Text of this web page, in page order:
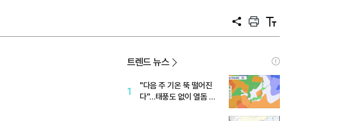
공
프
트
텍
트
트렌드 뉴스
1
"다음 주 기온 뚝 떨어진
다"…태풍도 없이 열돔 박